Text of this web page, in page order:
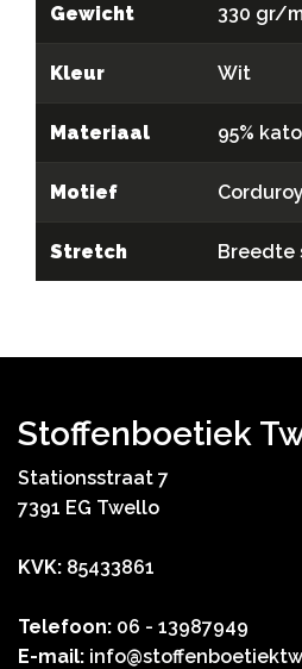
Gewicht 330 gr/
Kleur Wit
Materiaal 95%
Motief
Stretch Breedte
Stoffenboetiek
Stationsstraat 7
7391 EG Twello
KVK: 85433861
Telefoon: 06 - 13987949
E-mail: